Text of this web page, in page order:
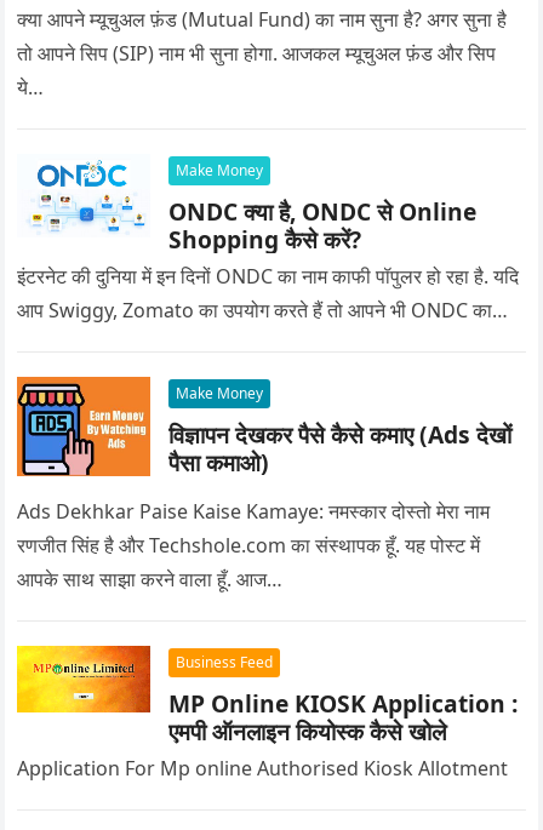
क्या आपने म्यूचुअल फ़ंड (Mutual Fund) का नाम सुना है? अगर सुना है
तो आपने सिप (SIP) नाम भी सुना होगा. आजकल म्यूचुअल फ़ंड और सिप
ये…
Make Money
ONDC क्या है, ONDC से Online
Shopping कैसे करें?
इंटरनेट की दुनिया में इन दिनों ONDC का नाम काफी पॉपुलर हो रहा है. यदि
आप Swiggy, Zomato का उपयोग करते हैं तो आपने भी ONDC का…
Make Money
विज्ञापन देखकर पैसे कैसे कमाए (Ads देखों
पैसा कमाओ)
Ads Dekhkar Paise Kaise Kamaye: नमस्कार दोस्तो मेरा नाम
रणजीत सिंह है और Techshole.com का संस्थापक हूँ. यह पोस्ट में
आपके साथ साझा करने वाला हूँ. आज…
Business Feed
MP Online KIOSK Application :
एमपी ऑनलाइन कियोस्क कैसे खोले
Application For Mp online Authorised Kiosk Allotment